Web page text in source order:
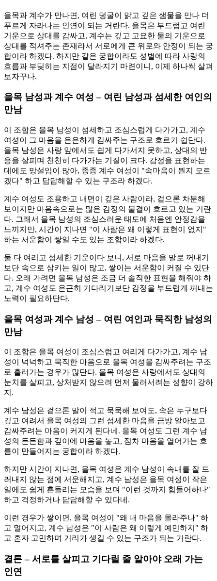
을목과 계수가 만나면, 여린 덩굴이 맑고 깊은 샘물을 만나 더
푸르게 자라나는 인연이 되는 거란다. 을목은 부드럽고 여린
기운으로 상대를 감싸고, 계수는 깊고 고요한 물의 기운으로
상대를 적셔주는 존재라서 서로에게 큰 위로와 안정이 되는 궁
합이라 하겠다. 하지만 같은 궁합이라도 성별에 따라 사랑의
흐름과 부딪히는 지점이 달라지기 마련이니, 이제 하나씩 살펴
보자꾸나.
을목 남성과 계수 여성 – 여린 남성과 섬세한 여인의
만남
이 조합은 을목 남성이 섬세하고 조심스럽게 다가가고, 계수
여성이 그 마음을 은은하게 감싸주는 구조로 흐르기 쉽단다.
을목 남성은 사랑 앞에서도 쉽게 다가서지 못하고, 상대의 반
응을 살피며 천천히 다가가는 기질이 크다. 감정을 표현하는
데에도 망설임이 많아, 종종 계수 여성이 "속마음이 뭔지 모르
겠다" 하고 답답해할 수 있는 구조라 하겠다.
계수 여성도 조용하고 내면이 깊은 사람이라, 겉으론 차분해
보이지만 마음속으로는 많은 감정의 물결이 흐르고 있는 거란
다. 그래서 을목 남성의 조심스러운 태도에 처음엔 안정감을
느끼지만, 시간이 지나면 "이 사람은 왜 이렇게 표현이 없지"
하는 서운함이 쌓일 수도 있는 조합이라 하겠다.
둘 다 여리고 섬세한 기운이다 보니, 서로 마음을 말로 꺼내기
보단 속으로 삼키는 일이 많고, 쌓이는 서운함이 커질 수 있단
다. 오래 가려면 을목 남성은 조금 더 솔직한 표현을 해줘야 하
고, 계수 여성도 은근히 기다리기보단 감정을 부드럽게 꺼내는
노력이 필요하단다.
을목 여성과 계수 남성 – 여린 여인과 묵직한 남성의
만남
이 조합은 을목 여성이 조심스럽고 여리게 다가가고, 계수 남
성이 넉넉하고 묵직한 마음으로 을목 여성을 감싸주려는 구조
로 흘러가는 경우가 많단다. 을목 여성은 사랑에서도 상대의
눈치를 살피고, 상처받지 않으려 먼저 물러서려는 성향이 강하
지.
계수 남성은 겉으론 말이 적고 묵묵해 보여도, 속은 누구보다
깊고 여려서 을목 여성의 그런 섬세한 마음을 금방 알아보고
감싸주려는 마음이 커지게 된다네. 을목 여성도 그런 계수 남
성의 든든함과 깊이에 마음을 놓고, 점차 마음을 열어가는 흐
름이 만들어지는 궁합이라 하겠다.
하지만 시간이 지나면, 을목 여성은 계수 남성이 속내를 잘 드
러내지 않는 점에 서운해지고, 계수 남성은 을목 여성이 작은
일에도 쉽게 흔들리는 모습을 보며 "이런 것까지 힘들어하나"
하고 걱정하거나 답답해할 수 있다네.
이런 경우가 쌓이면, 을목 여성이 "왜 내 마음을 몰라주나" 하
고 멀어지고, 계수 남성은 "이 사람은 왜 이렇게 예민하지" 하
고 혼자 고민하며 거리가 생길 수 있는 구조가 되는 거란다.
결론 – 서로를 살피고 기다릴 줄 알아야 오래 가는
인연